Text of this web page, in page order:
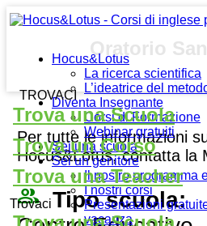
Hocus&Lotus
La ricerca scientifica
L’ideatrice del
Diventa Insegnante
Corsi di Formazione
Webinar gratuiti
Sei una scuola
Sei un genitore
Il nostro programma
I nostri corsi
Presentazioni
vacanza
TROVACI
Trova una Scuola
Trova un Corso
Trova una Teacher
Trovaci
Oratorio
Per tutte le informazioni
Hocus&Lotus, contatta la
people_outline Tipo scuola: